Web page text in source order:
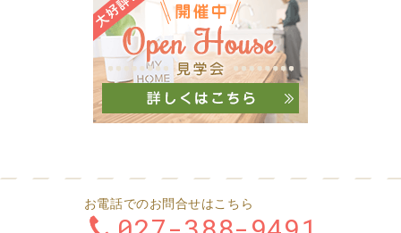
お電話でのお問合せはこちら